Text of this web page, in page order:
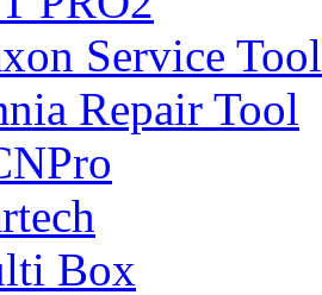
Service
Repair Tool
Box